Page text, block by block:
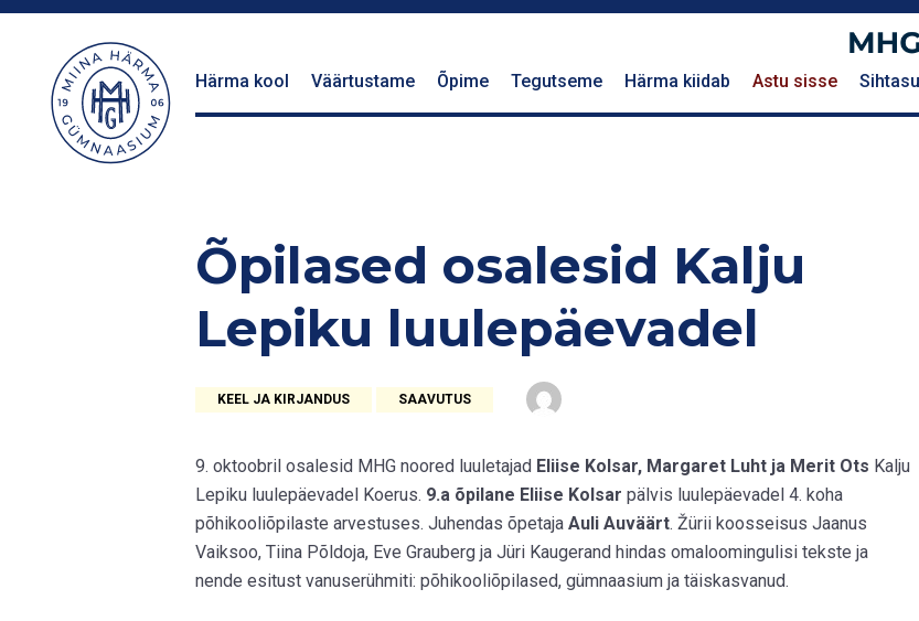
Härma kool Väärtustame Õpime Tegutseme Härma kiidab Astu sisse
Õpilased osalesid Kalju
Lepiku luulepäevadel
KEEL JA KIRJANDUS SAAVUTUS
9. oktoobril osalesid MHG noored luuletajad Eliise Kolsar, Margaret Luht ja Merit Ots Kalju
Lepiku luulepäevadel Koerus. 9.a õpilane Eliise Kolsar pälvis luulepäevadel 4. koha
põhikooliõpilaste arvestuses. Juhendas õpetaja Auli Auväärt. Žürii koosseisus Jaanus
Vaiksoo, Tiina Põldoja, Eve Grauberg ja Jüri Kaugerand hindas omaloomingulisi tekste ja
nende esitust vanuserühmiti: põhikooliõpilased, gümnaasium ja täiskasvanud.